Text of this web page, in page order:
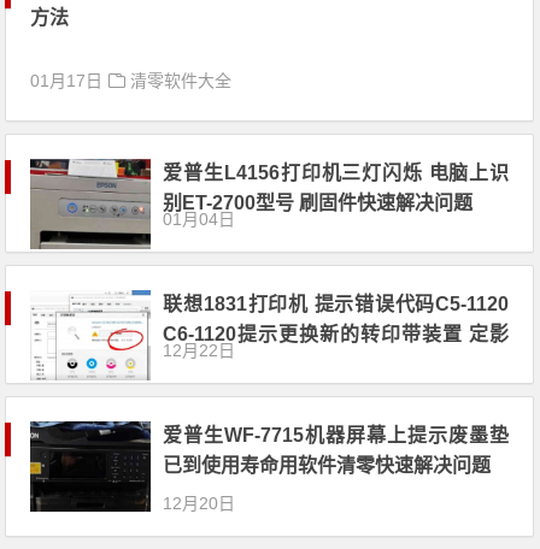
方法
01月17日 清零软件大全
爱普生L4156打印机三灯闪烁 电脑上识
别ET-2700型号 刷固件快速解决问题
01月04日
联想1831打印机 提示错误代码C5-1120
C6-1120提示更换新的转印带装置 定影
组件装置 快速解决方案
12月22日
爱普生WF-7715机器屏幕上提示废墨垫
已到使用寿命用软件清零快速解决问题
12月20日